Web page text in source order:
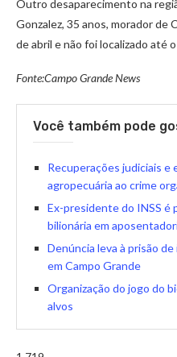
Outro desaparecimento na
Gonzalez, 35 anos, morador de
de abril e não foi localizado até
Fonte:Campo Grande News
Você também pode
Recuperações judiciais e
agropecuária ao crime
Ex-presidente do INSS é
bilionária em
Denúncia leva à prisão
em Campo Grande
Organização do jogo do
alvos